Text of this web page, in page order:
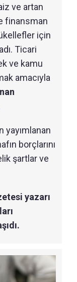
ve artan
finansman
için
Ticari
ve kamu
amacıyla
yayımlanan
borçlarını
şartlar ve
yazarı